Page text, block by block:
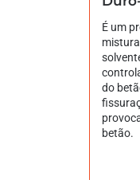
É um
do
betão.